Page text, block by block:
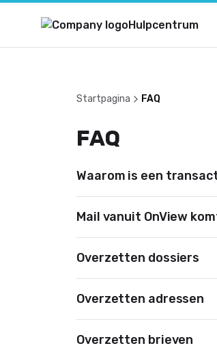
Hulpcentrum
Startpagina FAQ
FAQ
Waarom is een
Mail vanuit OnView
Overzetten dossiers
Overzetten adressen
Overzetten brieven